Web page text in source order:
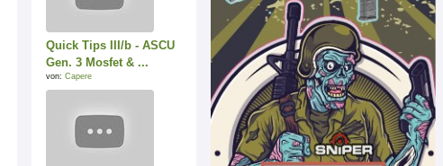
Quick Tips III/b - ASCU
Gen. 3 Mosfet & ...
von: Capere